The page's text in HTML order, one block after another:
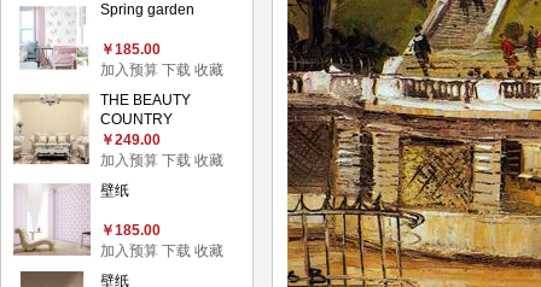
Spring garden
￥185.00
加入预算 下载 收藏
THE BEAUTY
COUNTRY
￥249.00
加入预算 下载 收藏
壁纸
￥185.00
加入预算 下载 收藏
壁纸